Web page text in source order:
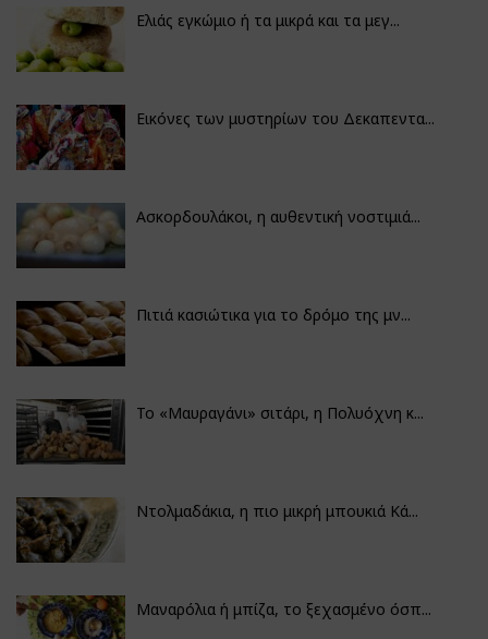
Ελιάς εγκώμιο ή τα μικρά και τα μεγ...
Εικόνες των μυστηρίων του Δεκαπεντα...
Ασκορδουλάκοι, η αυθεντική νοστιμιά...
Πιτιά κασιώτικα για το δρόμο της μν...
Το «Μαυραγάνι» σιτάρι, η Πολυόχνη κ...
Ντολμαδάκια, η πιο μικρή μπουκιά Κά...
Μαναρόλια ή μπίζα, το ξεχασμένο όσπ...